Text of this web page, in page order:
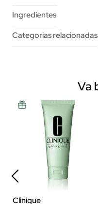
Ingredientes
Categorias relacionadas
Va
Clinique